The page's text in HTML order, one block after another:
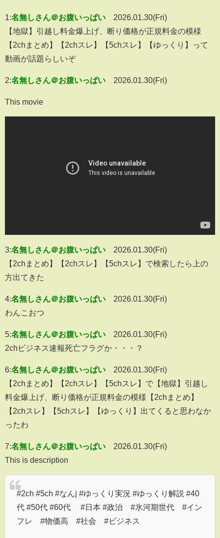
1:名無しさん＠お腹いっぱい
2026.01.30(Fri)
【地獄】引越し料金爆上げ、断り価格が正規料金の模様
【2chまとめ】【2chスレ】【5chスレ】【ゆっくり】って
動画が話題らしいぞ
2:名無しさん＠お腹いっぱい 2026.01.30(Fri)
This movie
3:名無しさん＠お腹いっぱい
2026.01.30(Fri)
【2chまとめ】【2chスレ】【5chスレ】で検索したら上の
方出てきた
4:名無しさん＠お腹いっぱい
2026.01.30(Fri)
わんこおつ
5:名無しさん＠お腹いっぱい
2026.01.30(Fri)
2chビジネス速報死亡フラグか・・・？
6:名無しさん＠お腹いっぱい
2026.01.30(Fri)
【2chまとめ】【2chスレ】【5chスレ】で【地獄】引越し
料金爆上げ、断り価格が正規料金の模様【2chまとめ】
【2chスレ】【5chスレ】【ゆっくり】出てくると思わなか
ったわ
7:名無しさん＠お腹いっぱい
2026.01.30(Fri)
This is description
#2ch #5ch #なんj #ゆっくり実況 #ゆっくり解説 #40
代 #50代 #60代 #日本 #政治 #氷河期世代 #イン
フレ #物価高 #社会 #ビジネス